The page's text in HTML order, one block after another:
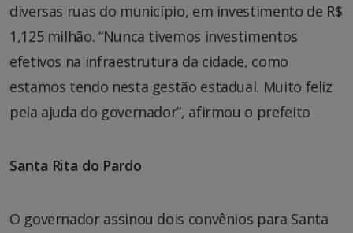
diversas ruas do município, em investimento de R$
1,125 milhão. “Nunca tivemos investimentos
efetivos na infraestrutura da cidade, como
estamos tendo nesta gestão estadual. Muito feliz
pela ajuda do governador”, afirmou o prefeito
Santa Rita do Pardo
O governador assinou dois convênios para Santa